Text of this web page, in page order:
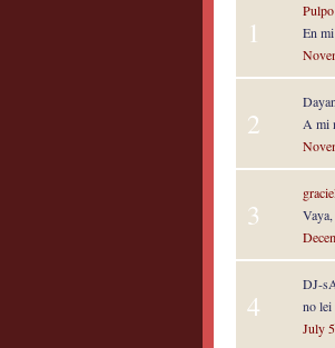
1
Pulpo
En
2
A mi
3
4
DJ-
no lei
July